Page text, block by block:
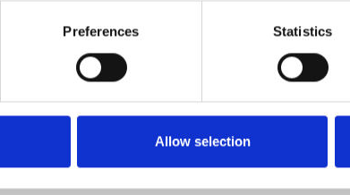
Preferences Statistics
Allow selection